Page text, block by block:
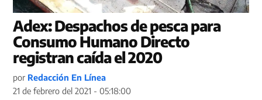
Adex: Despachos de pesca para
Consumo Humano Directo
registran caída el 2020
por Redacción En Línea
21 de febrero del 2021 - 05:18:00